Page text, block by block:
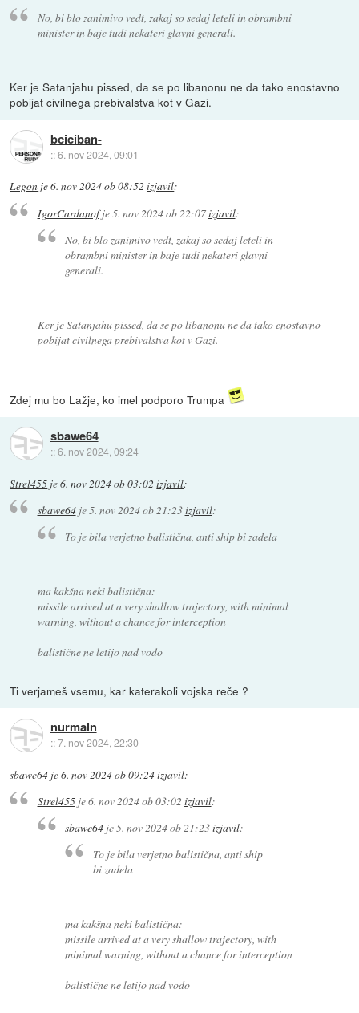
No, bi blo zanimivo vedt, zakaj so sedaj leteli in obrambni
minister in baje tudi nekateri glavni generali.
Ker je Satanjahu pissed, da se po libanonu ne da tako enostavno
pobijat civilnega prebivalstva kot v Gazi.
bciciban-
::6. nov 2024, 09:01
Legon je6. nov 2024 ob 08:52 izjavil:
IgorCardanofje5. nov 2024 ob 22:07izjavil:
No, bi blo zanimivo vedt, zakaj so sedaj leteli in
obrambni minister in baje tudi nekateri glavni
generali.
Ker je Satanjahu pissed, da se po libanonu ne da tako enostavno
pobijat civilnega prebivalstva kot v Gazi.
Zdej mu bo Lažje, ko imel podporo Trumpa
sbawe64
::6. nov 2024, 09:24
Strel455 je6. nov 2024 ob 03:02 izjavil:
sbawe64je5. nov 2024 ob 21:23izjavil:
To je bila verjetno balistična, anti ship bi zadela
ma kakšna neki balistična:
missile arrived at a very shallow trajectory, with minimal
warning, without a chance for interception
balistične ne letijo nad vodo
Ti verjameš vsemu, kar katerakoli vojska reče ?
nurmaln
::7. nov 2024, 22:30
sbawe64 je6. nov 2024 ob 09:24izjavil:
Strel455je6. nov 2024 ob 03:02 izjavil:
sbawe64 je5. nov 2024 ob 21:23izjavil:
To je bila verjetno balistična, anti ship
bi zadela
ma kakšna neki balistična:
missile arrived at a very shallow trajectory, with
minimal warning, without a chance for interception
balistične ne letijo nad vodo